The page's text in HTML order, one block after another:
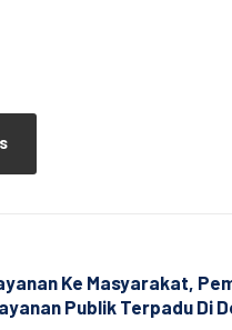
Ke Masyarakat,
Publik Terpadu Di